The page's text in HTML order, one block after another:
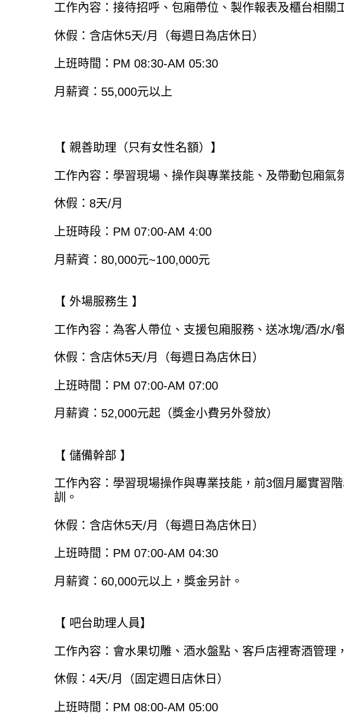
工作內容：接待招呼、包廂帶位、製作報表及櫃台相關
休假：含店休5天/月（每週日為店休日）
上班時間：PM 08:30-AM 05:30
月薪資：55,000元以上
【 親善助理（只有女性名額）】
工作內容：學習現場、操作與專業技能、及帶動包廂氣
休假：8天/月
上班時段：PM 07:00-AM 4:00
月薪資：80,000元~100,000元
【 外場服務生 】
工作內容：為客人帶位、支援包廂服務、送冰塊/酒/水/
休假：含店休5天/月（每週日為店休日）
上班時間：PM 07:00-AM 07:00
月薪資：52,000元起（獎金小費另外發放）
【 儲備幹部 】
工作內容：學習現場操作與專業技能，前3個月屬實習
訓。
休假：含店休5天/月（每週日為店休日）
上班時間：PM 07:00-AM 04:30
月薪資：60,000元以上，獎金另計。
【 吧台助理人員】
工作內容：會水果切雕、酒水盤點、客戶店裡寄酒管理
休假：4天/月（固定週日店休日）
上班時間：PM 08:00-AM 05:00